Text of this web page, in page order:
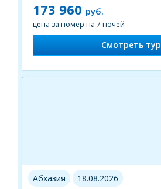
173 960 руб.
цена за номер на 7 ночей
Смотреть тур
Абхазия 18.08.2026